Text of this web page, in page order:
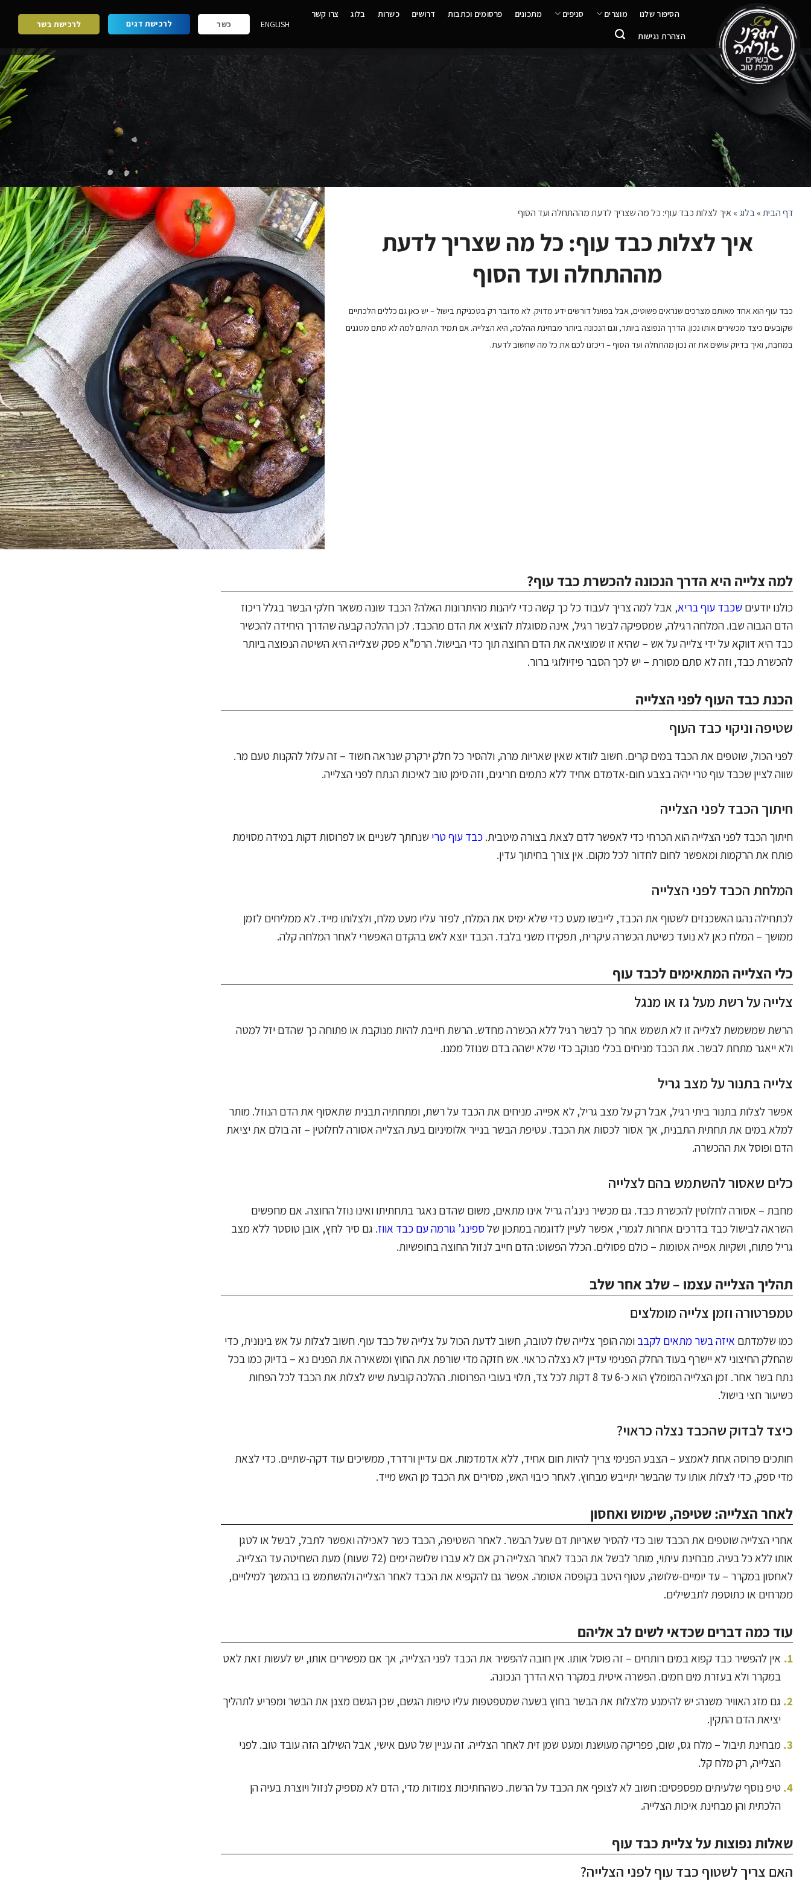
לתוכן
הסיפור שלנו מוצרים סניפים מתכונים פרסומים וכתבות דרושים כשרות בלוג צרו קשר
הצהרת נגישות
ENGLISH כשר לרכישת דגים לרכישת בשר
דף הבית»בלוג »איך לצלות כבד עוף: כל מה שצריך לדעת מההתחלה ועד הסוף
איך לצלות כבד עוף: כל מה שצריך לדעת
מההתחלה ועד הסוף
כבד עוף הוא אחד מאותם מצרכים שנראים פשוטים, אבל בפועל דורשים ידע מדויק. לא מדובר רק בטכניקת בישול – יש כאן גם כללים הלכתיים
שקובעים כיצד מכשירים אותו נכון. הדרך הנפוצה ביותר, וגם הנכונה ביותר מבחינת ההלכה, היא הצלייה. אם תמיד תהיתם למה לא סתם מטגנים
במחבת, ואיך בדיוק עושים את זה נכון מהתחלה ועד הסוף – ריכזנו לכם את כל מה שחשוב לדעת.
למה צלייה היא הדרך הנכונה להכשרת כבד עוף?
כולנו יודעים שכבד עוף בריא, אבל למה צריך לעבוד כל כך קשה כדי ליהנות מהיתרונות האלה? הכבד שונה משאר חלקי הבשר בגלל ריכוז
הדם הגבוה שבו. המלחה רגילה, שמספיקה לבשר רגיל, אינה מסוגלת להוציא את הדם מהכבד. לכן ההלכה קבעה שהדרך היחידה להכשיר
כבד היא דווקא על ידי צלייה על אש – שהיא זו שמוציאה את הדם החוצה תוך כדי הבישול. הרמ”א פסק שצלייה היא השיטה הנפוצה ביותר
להכשרת כבד, וזה לא סתם מסורת – יש לכך הסבר פיזיולוגי ברור.
הכנת כבד העוף לפני הצלייה
שטיפה וניקוי כבד העוף
לפני הכול, שוטפים את הכבד במים קרים. חשוב לוודא שאין שאריות מרה, ולהסיר כל חלק ירקרק שנראה חשוד – זה עלול להקנות טעם מר.
שווה לציין שכבד עוף טרי יהיה בצבע חום-אדמדם אחיד ללא כתמים חריגים, וזה סימן טוב לאיכות הנתח לפני הצלייה.
חיתוך הכבד לפני הצלייה
חיתוך הכבד לפני הצלייה הוא הכרחי כדי לאפשר לדם לצאת בצורה מיטבית. כבד עוף טרי שנחתך לשניים או לפרוסות דקות במידה מסוימת
פותח את הרקמות ומאפשר לחום לחדור לכל מקום. אין צורך בחיתוך עדין.
המלחת הכבד לפני הצלייה
לכתחילה נהגו האשכנזים לשטוף את הכבד, לייבשו מעט כדי שלא ימיס את המלח, לפזר עליו מעט מלח, ולצלותו מייד. לא ממליחים לזמן
ממושך – המלח כאן לא נועד כשיטת הכשרה עיקרית, תפקידו משני בלבד. הכבד יוצא לאש בהקדם האפשרי לאחר המלחה קלה.
כלי הצלייה המתאימים לכבד עוף
צלייה על רשת מעל גז או מנגל
הרשת שמשמשת לצלייה זו לא תשמש אחר כך לבשר רגיל ללא הכשרה מחדש. הרשת חייבת להיות מנוקבת או פתוחה כך שהדם יזל למטה
ולא ייאגר מתחת לבשר. את הכבד מניחים בכלי מנוקב כדי שלא ישהה בדם שנוזל ממנו.
צלייה בתנור על מצב גריל
אפשר לצלות בתנור ביתי רגיל, אבל רק על מצב גריל, לא אפייה. מניחים את הכבד על רשת, ומתחתיה תבנית שתאסוף את הדם הנוזל. מותר
למלא במים את תחתית התבנית, אך אסור לכסות את הכבד. עטיפת הבשר בנייר אלומיניום בעת הצלייה אסורה לחלוטין – זה בולם את יציאת
הדם ופוסל את ההכשרה.
כלים שאסור להשתמש בהם לצלייה
מחבת – אסורה לחלוטין להכשרת כבד. גם מכשיר נינג’ה גריל אינו מתאים, משום שהדם נאגר בתחתיתו ואינו נוזל החוצה. אם מחפשים
השראה לבישול כבד בדרכים אחרות לגמרי, אפשר לעיין לדוגמה במתכון שלספינג’ גורמה עם כבד אווז. גם סיר לחץ, אובן טוסטר ללא מצב
גריל פתוח, ושקיות אפייה אטומות – כולם פסולים. הכלל הפשוט: הדם חייב לנזול החוצה בחופשיות.
תהליך הצלייה עצמו – שלב אחר שלב
טמפרטורה וזמן צלייה מומלצים
כמו שלמדתם איזה בשר מתאים לקבב ומה הופך צלייה שלו לטובה, חשוב לדעת הכול על צלייה של כבד עוף. חשוב לצלות על אש בינונית, כדי
שהחלק החיצוני לא יישרף בעוד החלק הפנימי עדיין לא נצלה כראוי. אש חזקה מדי שורפת את החוץ ומשאירה את הפנים נא – בדיוק כמו בכל
נתח בשר אחר. זמן הצלייה המומלץ הוא כ-6 עד 8 דקות לכל צד, תלוי בעובי הפרוסות. ההלכה קובעת שיש לצלות את הכבד לכל הפחות
כשיעור חצי בישול.
כיצד לבדוק שהכבד נצלה כראוי?
חותכים פרוסה אחת לאמצע – הצבע הפנימי צריך להיות חום אחיד, ללא אדמדמות. אם עדיין ורדרד, ממשיכים עוד דקה-שתיים. כדי לצאת
מדי ספק, כדי לצלות אותו עד שהבשר יתייבש מבחוץ. לאחר כיבוי האש, מסירים את הכבד מן האש מייד.
לאחר הצלייה: שטיפה, שימוש ואחסון
אחרי הצלייה שוטפים את הכבד שוב כדי להסיר שאריות דם שעל הבשר. לאחר השטיפה, הכבד כשר לאכילה ואפשר לתבל, לבשל או לטגן
אותו ללא כל בעיה. מבחינת עיתוי, מותר לבשל את הכבד לאחר הצלייה רק אם לא עברו שלושה ימים (72 שעות) מעת השחיטה עד הצלייה.
לאחסון במקרר – עד יומיים-שלושה, עטוף היטב בקופסה אטומה. אפשר גם להקפיא את הכבד לאחר הצלייה ולהשתמש בו בהמשך למילויים,
ממרחים או כתוספת לתבשילים.
עוד כמה דברים שכדאי לשים לב אליהם
אין להפשיר כבד קפוא במים רותחים – זה פוסל אותו. אין חובה להפשיר את הכבד לפני הצלייה, אך אם מפשירים אותו, יש לעשות זאת לאט
במקרר ולא בעזרת מים חמים. הפשרה איטית במקרר היא הדרך הנכונה.
גם מזג האוויר משנה: יש להימנע מלצלות את הבשר בחוץ בשעה שמטפטפות עליו טיפות הגשם, שכן הגשם מצנן את הבשר ומפריע לתהליך
יציאת הדם התקין.
מבחינת תיבול – מלח גס, שום, פפריקה מעושנת ומעט שמן זית לאחר הצלייה. זה עניין של טעם אישי, אבל השילוב הזה עובד טוב. לפני
הצלייה, רק מלח קל.
טיפ נוסף שלעיתים מפספסים: חשוב לא לצופף את הכבד על הרשת. כשהחתיכות צמודות מדי, הדם לא מספיק לנזול ויוצרת בעיה הן
הלכתית והן מבחינת איכות הצלייה.
שאלות נפוצות על צליית כבד עוף
האם צריך לשטוף כבד עוף לפני הצלייה?